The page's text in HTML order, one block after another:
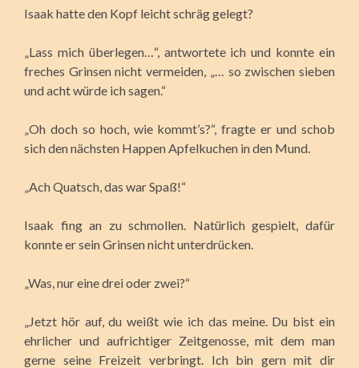
Isaak hatte den Kopf leicht schräg gelegt?
„Lass mich überlegen…“, antwortete ich und konnte ein
freches Grinsen nicht vermeiden, „… so zwischen sieben
und acht würde ich sagen.“
„Oh doch so hoch, wie kommt’s?“, fragte er und schob
sich den nächsten Happen Apfelkuchen in den Mund.
„Ach Quatsch, das war Spaß!“
Isaak fing an zu schmollen. Natürlich gespielt, dafür
konnte er sein Grinsen nicht unterdrücken.
„Was, nur eine drei oder zwei?“
„Jetzt hör auf, du weißt wie ich das meine. Du bist ein
ehrlicher und aufrichtiger Zeitgenosse, mit dem man
gerne seine Freizeit verbringt. Ich bin gern mit dir